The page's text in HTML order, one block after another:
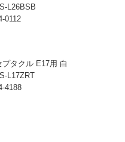
L26BSB
0112
プタクル E17用 白
L17ZRT
4188